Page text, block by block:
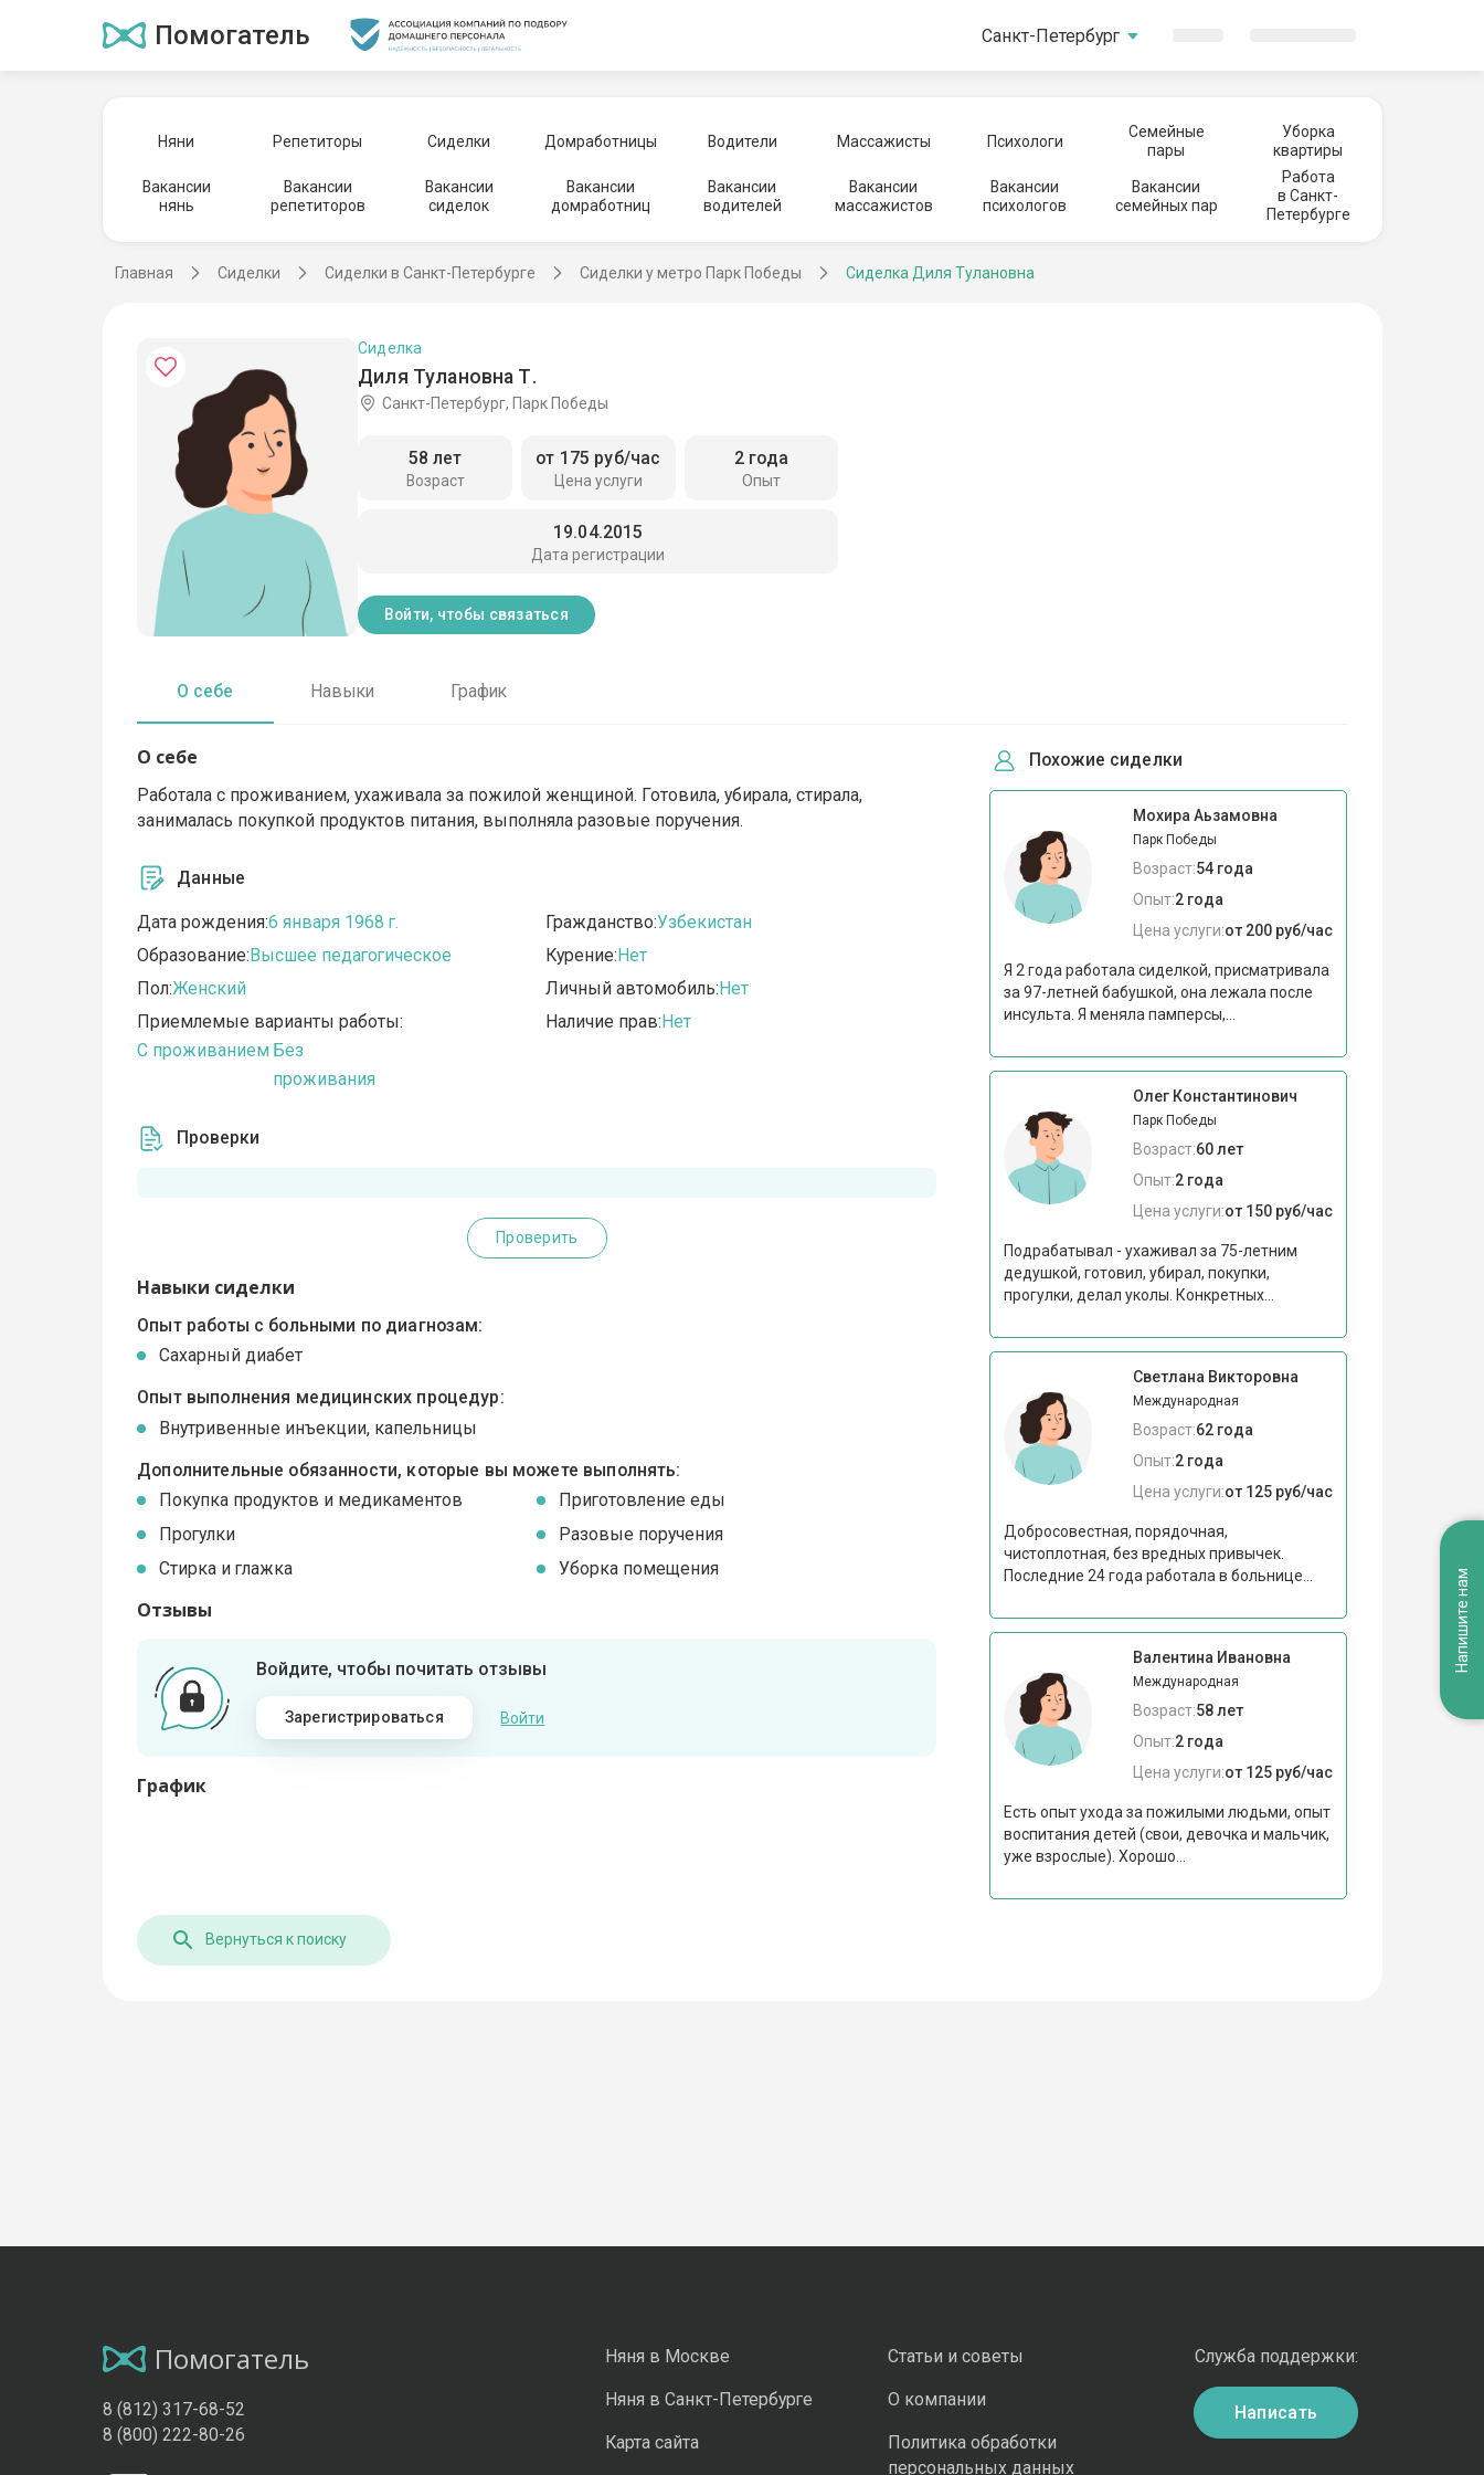
Помогатель Санкт-Петербург
Няни Репетиторы Сиделки Домработницы Водители Массажисты Психологи
Семейные
пары
Уборка
квартиры
Вакансии
нянь
Вакансии
репетиторов
Вакансии
сиделок
Вакансии
домработниц
Вакансии
водителей
Вакансии
массажистов
Вакансии
психологов
Вакансии
семейных пар
Работа
в Санкт-
Петербурге
Главная Сиделки Сиделки в Санкт-Петербурге Сиделки у метро Парк Победы Сиделка Диля Тулановна
Диля Тулановна Т.
Сиделка
Санкт-Петербург, Парк Победы
Возраст
58 лет
Цена услуги
от 175 руб/час
Опыт
2 года
Дата регистрации
19.04.2015
Войти, чтобы связаться
О себе Навыки График
О себе
Работала с проживанием, ухаживала за пожилой женщиной. Готовила, убирала, стирала,
занималась покупкой продуктов питания, выполняла разовые поручения.
Данные
Дата рождения:6 января 1968 г.
Образование:Высшее педагогическое
Пол:Женский
Приемлемые варианты работы:
C проживанием Без
проживания
Гражданство:Узбекистан
Курение:Нет
Личный автомобиль:Нет
Наличие прав:Нет
Проверки
Проверить
Навыки сиделки
Опыт работы с больными по диагнозам:
Сахарный диабет
Опыт выполнения медицинских процедур:
Внутривенные инъекции, капельницы
Дополнительные обязанности, которые вы можете выполнять:
Покупка продуктов и медикаментов
Приготовление еды
Прогулки
Разовые поручения
Стирка и глажка
Уборка помещения
Отзывы
Войдите, чтобы почитать отзывы
Зарегистрироваться Войти
График
Похожие сиделки
Мохира Аьзамовна
Парк Победы
Возраст:54 года
Опыт:2 года
Цена услуги:от 200 руб/час
Я 2 года работала сиделкой, присматривала
за 97-летней бабушкой, она лежала после
инсульта. Я меняла памперсы,...
Олег Константинович
Парк Победы
Возраст:60 лет
Опыт:2 года
Цена услуги:от 150 руб/час
Подрабатывал - ухаживал за 75-летним
дедушкой, готовил, убирал, покупки,
прогулки, делал уколы. Конкретных...
Светлана Викторовна
Международная
Возраст:62 года
Опыт:2 года
Цена услуги:от 125 руб/час
Добросовестная, порядочная,
чистоплотная, без вредных привычек.
Последние 24 года работала в больнице...
Валентина Ивановна
Международная
Возраст:58 лет
Опыт:2 года
Цена услуги:от 125 руб/час
Есть опыт ухода за пожилыми людьми, опыт
воспитания детей (свои, девочка и мальчик,
уже взрослые). Хорошо...
Вернуться к поиску
Помогатель
8 (812) 317-68-52
8 (800) 222-80-26
Няня в Москве
Няня в Санкт-Петербурге
Карта сайта
Статьи и советы
О компании
Политика обработки
персональных данных
Служба поддержки:
Написать
Напишите нам